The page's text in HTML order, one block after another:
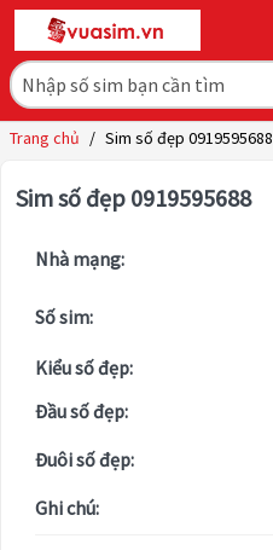
Trang chủ / Sim số đẹp 0919595688
Sim số đẹp 0919595688
Nhà mạng:
Số sim:
Kiểu số đẹp:
Đầu số đẹp:
Đuôi số đẹp:
Ghi chú: